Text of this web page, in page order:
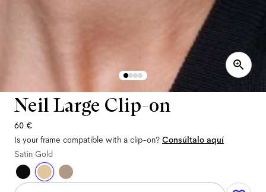
Neil Large Clip-on
60 €
Is your frame compatible with a clip-on? Consúltalo aquí
Satin Gold